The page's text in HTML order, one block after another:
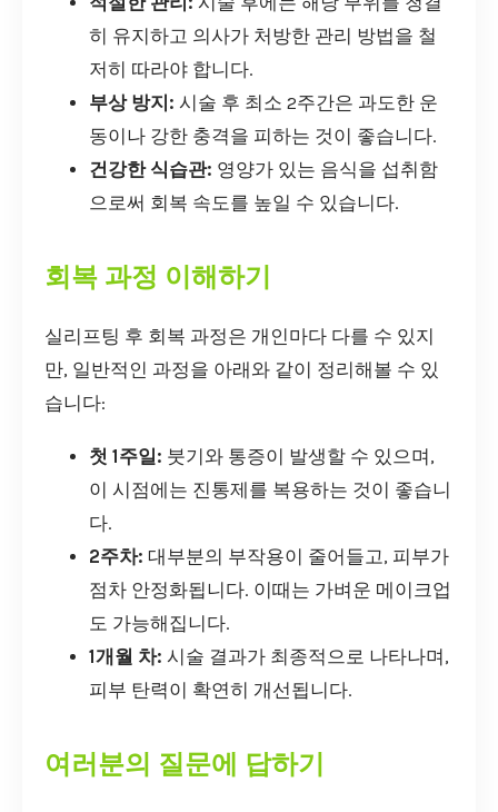
히 유지하고 의사가 처방한 관리 방법을 철
저히 따라야 합니다.
부상 방지: 시술 후 최소 2주간은 과도한 운
동이나 강한 충격을 피하는 것이 좋습니다.
건강한 식습관: 영양가 있는 음식을 섭취함
으로써 회복 속도를 높일 수 있습니다.
회복 과정 이해하기
실리프팅 후 회복 과정은 개인마다 다를 수 있지
만, 일반적인 과정을 아래와 같이 정리해볼 수 있
습니다:
첫 1주일: 붓기와 통증이 발생할 수 있으며,
이 시점에는 진통제를 복용하는 것이 좋습니
다.
2주차: 대부분의 부작용이 줄어들고, 피부가
점차 안정화됩니다. 이때는 가벼운 메이크업
도 가능해집니다.
1개월 차: 시술 결과가 최종적으로 나타나며,
피부 탄력이 확연히 개선됩니다.
여러분의 질문에 답하기